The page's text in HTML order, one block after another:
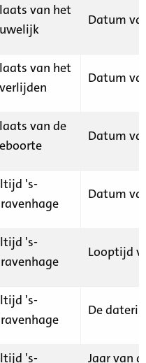
van het
Datum
van het
Datum
van de
Datum
's-
Datum
's-
Looptijd
's-
De
's-
Jaar van